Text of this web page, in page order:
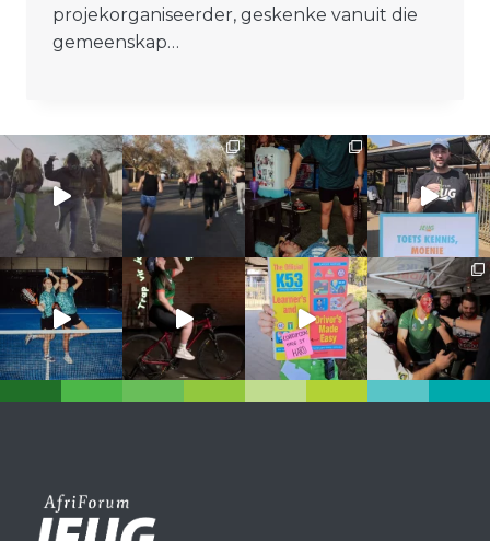
projekorganiseerder, geskenke vanuit die
gemeenskap…